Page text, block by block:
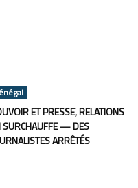
ET PRESSE, RELATIONS
SURCHAUFFE — DES
ARRÊTÉS